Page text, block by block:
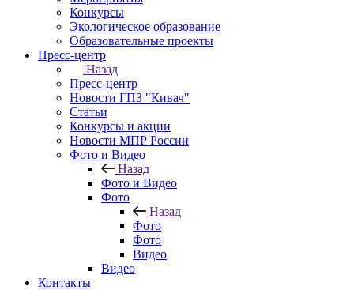
Конкурсы
Экологическое образование
Образовательные проекты
Пресс-центр
Назад
Пресс-центр
Новости ГПЗ "Кивач"
Статьи
Конкурсы и акции
Новости МПР России
Фото и Видео
Назад
Фото и Видео
Фото
Назад
Фото
Фото
Видео
Видео
Контакты